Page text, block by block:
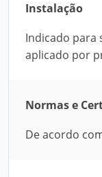
Instalação
Indicado para
aplicado por
Normas e
De acordo